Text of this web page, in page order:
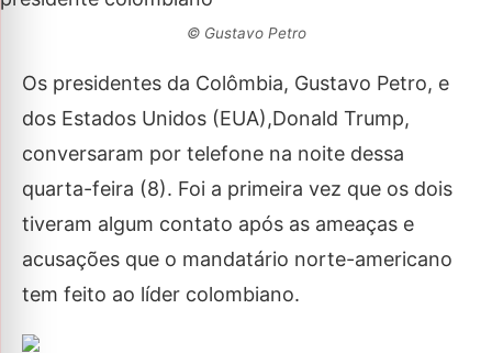
© Gustavo Petro
Os presidentes da Colômbia, Gustavo Petro, e
dos Estados Unidos (EUA),Donald Trump,
conversaram por telefone na noite dessa
quarta-feira (8). Foi a primeira vez que os dois
tiveram algum contato após as ameaças e
acusações que o mandatário norte-americano
tem feito ao líder colombiano.